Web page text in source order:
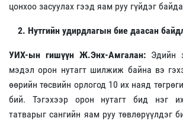
цонхоо засуулах гээд яам руу гүйдэг
2. Нутгийн удирдлагын бие даасан
УИХ-ын гишүүн Ж.Энх-Амгалан: Эдийн
мэдэл орон нутагт шилжиж байна вэ
өөрийн төсвийн орлогод 10 их наяд
бий. Тэгэхээр орон нутагт бид нэг
татварыг сангийн яам руу төвлөрүүлдэг